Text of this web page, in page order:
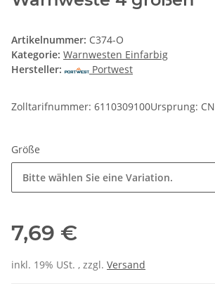
Artikelnummer: C374-O
Kategorie: Warnwesten Einfarbig
Hersteller:
Portwest
Zolltarifnummer: 6110309100Ursprung: CN
Größe
Bitte wählen Sie eine Variation.
7,69 €
inkl. 19% USt. , zzgl. Versand